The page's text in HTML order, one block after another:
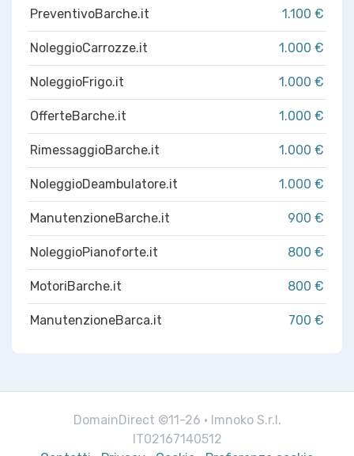
PreventivoBarche.it 1.100 €
NoleggioCarrozze.it 1.000 €
NoleggioFrigo.it 1.000 €
OfferteBarche.it 1.000 €
RimessaggioBarche.it 1.000 €
NoleggioDeambulatore.it 1.000 €
ManutenzioneBarche.it 900 €
NoleggioPianoforte.it 800 €
MotoriBarche.it 800 €
ManutenzioneBarca.it 700 €
DomainDirect ©11-26 · Imnoko S.r.l.
IT02167140512